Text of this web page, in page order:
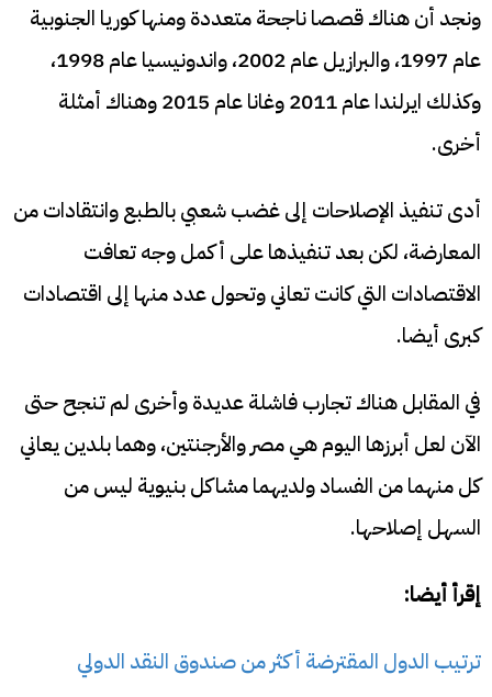
ونجد أن هناك قصصا ناجحة متعددة ومنها كوريا الجنوبية
عام 1997، والبرازيل عام 2002، واندونيسيا عام 1998،
وكذلك ايرلندا عام 2011 وغانا عام 2015 وهناك أمثلة
أخرى.
أدى تنفيذ الإصلاحات إلى غضب شعبي بالطبع وانتقادات من
المعارضة، لكن بعد تنفيذها على أكمل وجه تعافت
الاقتصادات التي كانت تعاني وتحول عدد منها إلى اقتصادات
كبرى أيضا.
في المقابل هناك تجارب فاشلة عديدة وأخرى لم تنجح حتى
الآن لعل أبرزها اليوم هي مصر والأرجنتين، وهما بلدين يعاني
كل منهما من الفساد ولديهما مشاكل بنيوية ليس من
السهل إصلاحها.
إقرأ أيضا:
ترتيب الدول المقترضة أكثر من صندوق النقد الدولي